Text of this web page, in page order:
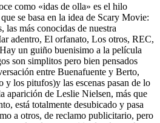
como «idas de olla» es el hilo
se basa en la idea de Scary Movie:
las más conocidas de nuestra
adentro, El orfanato, Los otros, REC,
un guiño buenisimo a la película
son simplitos pero bien pensados
entre Buenafuente y Berto,
los pitufos)y las escenas pasan de lo
de Leslie Nielsen, más que
está totalmente desubicado y pasa
a otros, de reclamo publicitario, pero